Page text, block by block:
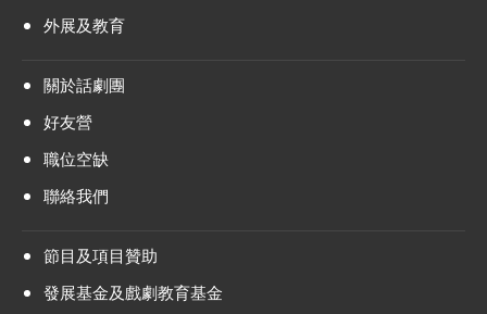
外展及教育
關於話劇團
好友營
職位空缺
聯絡我們
節目及項目贊助
發展基金及戲劇教育基金